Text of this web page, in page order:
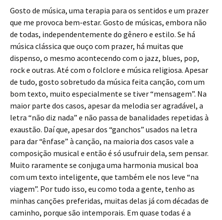
Gosto de música, uma terapia para os sentidos e um prazer
que me provoca bem-estar. Gosto de músicas, embora não
de todas, independentemente do gênero e estilo. Se há
música clássica que ouço com prazer, há muitas que
dispenso, o mesmo acontecendo com o jazz, blues, pop,
rock e outras. Até com o folclore e música religiosa. Apesar
de tudo, gosto sobretudo da música feita canção, com um
bom texto, muito especialmente se tiver “mensagem”. Na
maior parte dos casos, apesar da melodia ser agradável, a
letra “não diz nada” e não passa de banalidades repetidas à
exaustão. Daí que, apesar dos “ganchos” usados na letra
para dar “ênfase” à canção, na maioria dos casos vale a
composição musical e então é só usufruir dela, sem pensar.
Muito raramente se conjuga uma harmonia musical boa
com um texto inteligente, que também ele nos leve “na
viagem”. Por tudo isso, eu como toda a gente, tenho as
minhas canções preferidas, muitas delas já com décadas de
caminho, porque são intemporais. Em quase todas é a